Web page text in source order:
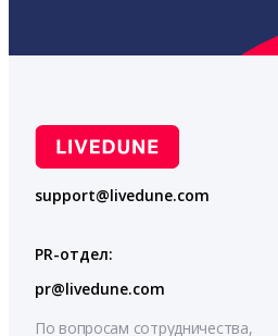
support@livedune.com
PR-отдел:
pr@livedune.com
По вопросам сотрудничества,